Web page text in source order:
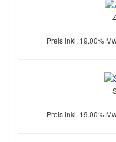
Preis inkl. 19.00%
Preis inkl. 19.00%